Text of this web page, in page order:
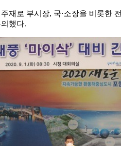
재로 부시장, 국·소장을 비롯한
했다.